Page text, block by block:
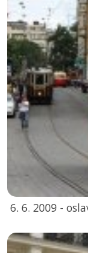
6. 6. 2009 -